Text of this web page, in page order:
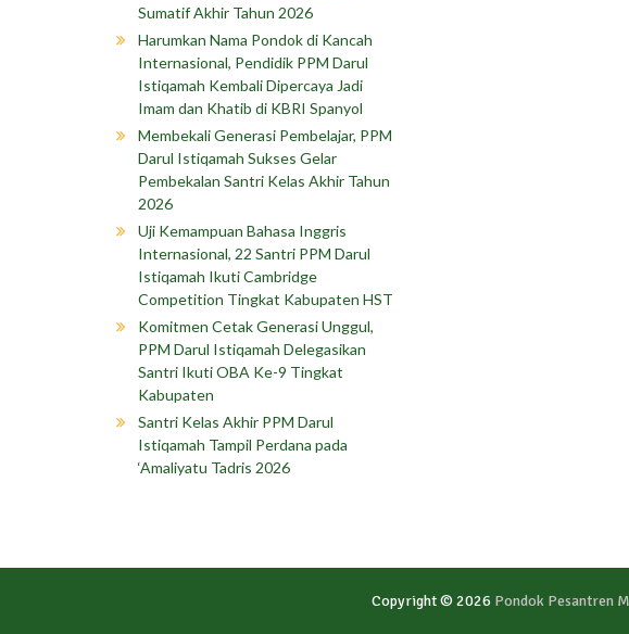
Sumatif Akhir Tahun 2026
Harumkan Nama Pondok di Kancah
Internasional, Pendidik PPM Darul
Istiqamah Kembali Dipercaya Jadi
Imam dan Khatib di KBRI Spanyol
Membekali Generasi Pembelajar, PPM
Darul Istiqamah Sukses Gelar
Pembekalan Santri Kelas Akhir Tahun
2026
Uji Kemampuan Bahasa Inggris
Internasional, 22 Santri PPM Darul
Istiqamah Ikuti Cambridge
Competition Tingkat Kabupaten HST
Komitmen Cetak Generasi Unggul,
PPM Darul Istiqamah Delegasikan
Santri Ikuti OBA Ke-9 Tingkat
Kabupaten
Santri Kelas Akhir PPM Darul
Istiqamah Tampil Perdana pada
‘Amaliyatu Tadris 2026
Copyright © 2026 Pondok Pesantren